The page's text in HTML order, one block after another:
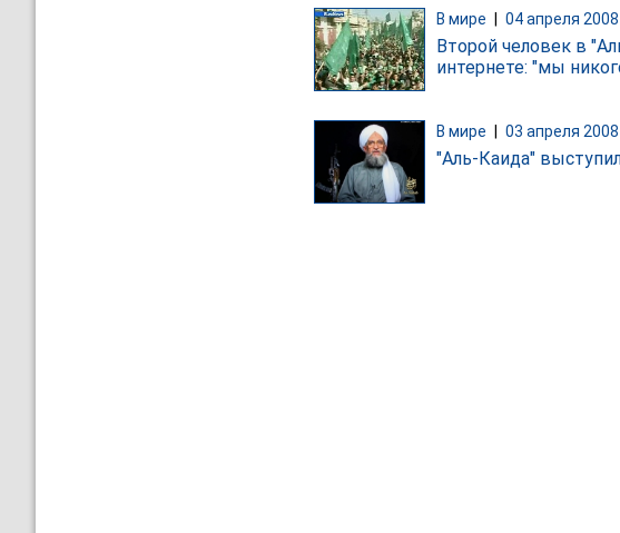
В мире 04 апреля 2008
Второй человек в
интернете: "мы
В мире | 03 апреля 2008
"Аль-Каида"